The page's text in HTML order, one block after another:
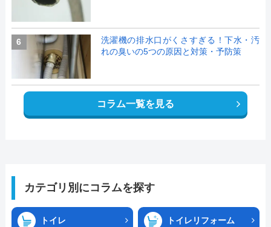
6
洗濯機の排水口がくさすぎる！下水・汚
れの臭いの5つの原因と対策・予防策
コラム一覧を見る
カテゴリ別にコラムを探す
トイレ トイレリフォーム